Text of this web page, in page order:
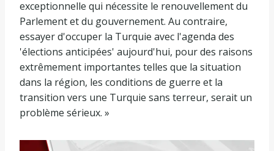
exceptionnelle qui nécessite le renouvellement du
Parlement et du gouvernement. Au contraire,
essayer d'occuper la Turquie avec l'agenda des
'élections anticipées' aujourd'hui, pour des raisons
extrêmement importantes telles que la situation
dans la région, les conditions de guerre et la
transition vers une Turquie sans terreur, serait un
problème sérieux. »